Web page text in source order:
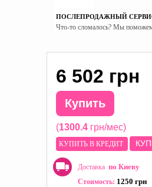
ПОСЛЕПРОДАЖНЫЙ
Что-то сломалось? Мы
6 502 грн
Купить
(1300.4 грн/мес)
КУПИТЬ В КРЕДИТ
Доставка по Киеву
Стоимость: 1250 грн